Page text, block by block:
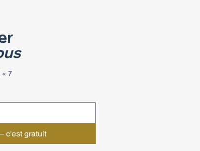
« 7
c'est gratuit